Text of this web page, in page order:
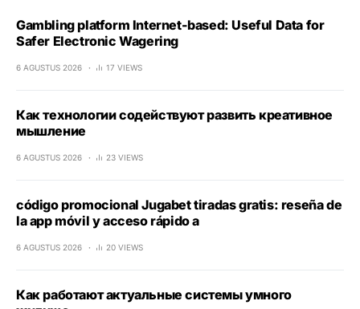
Gambling platform Internet-based: Useful Data for
Safer Electronic Wagering
6 AGUSTUS 2026 17 VIEWS
Как технологии содействуют развить креативное
мышление
6 AGUSTUS 2026 23 VIEWS
código promocional Jugabet tiradas gratis: reseña de
la app móvil y acceso rápido a
6 AGUSTUS 2026 20 VIEWS
Как работают актуальные системы умного